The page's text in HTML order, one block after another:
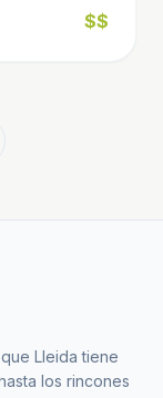
$$
Lleida tiene
los rincones